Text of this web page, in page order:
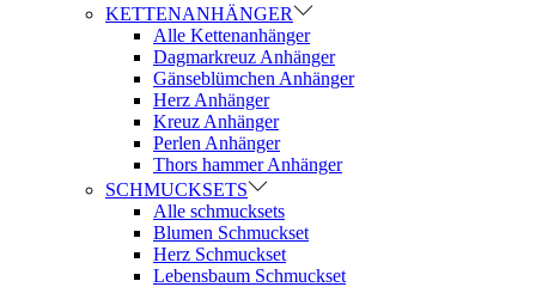
KETTENANHÄNGER
Alle Kettenanhänger
Dagmarkreuz Anhänger
Gänseblümchen Anhänger
Herz Anhänger
Kreuz Anhänger
Perlen Anhänger
Thors hammer Anhänger
SCHMUCKSETS
Alle schmucksets
Blumen Schmuckset
Herz Schmuckset
Lebensbaum Schmuckset